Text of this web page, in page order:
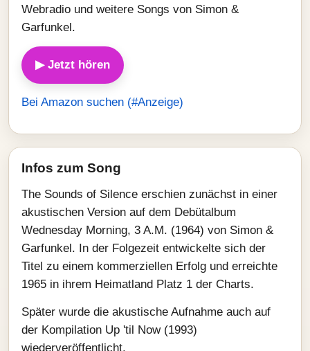
Webradio und weitere Songs von Simon &
Garfunkel.
▶ Jetzt hören
Bei Amazon suchen (#Anzeige)
Infos zum Song
The Sounds of Silence erschien zunächst in einer
akustischen Version auf dem Debütalbum
Wednesday Morning, 3 A.M. (1964) von Simon &
Garfunkel. In der Folgezeit entwickelte sich der
Titel zu einem kommerziellen Erfolg und erreichte
1965 in ihrem Heimatland Platz 1 der Charts.
Später wurde die akustische Aufnahme auch auf
der Kompilation Up 'til Now (1993)
wiederveröffentlicht.